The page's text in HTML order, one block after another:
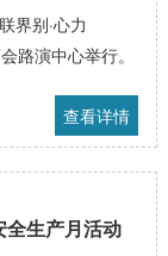
界别·心力
路演中心举行。
查看详情
生产月活动